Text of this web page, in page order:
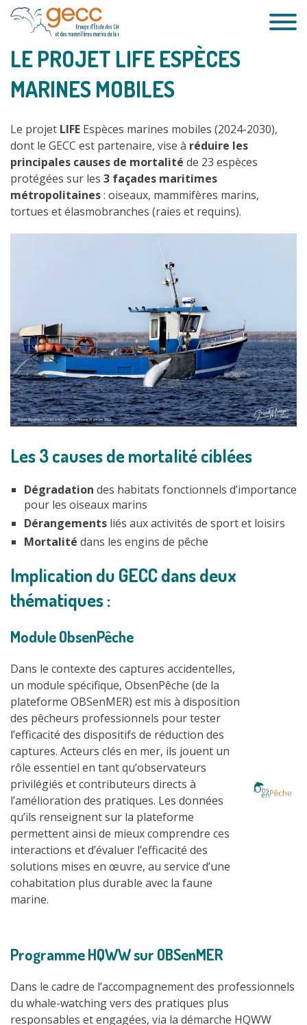
Passer
LE PROJET LIFE ESPÈCES
MARINES MOBILES
Le projet LIFE Espèces marines mobiles (2024-2030),
dont le GECC est partenaire, vise à réduire les
principales causes de mortalité de 23 espèces
protégées sur les 3 façades maritimes
métropolitaines: oiseaux, mammifères marins,
tortues et élasmobranches (raies et requins).
Les 3 causes de mortalité ciblées
Dégradation des habitats fonctionnels d’importance
pour les oiseaux marins
Dérangements liés aux activités de sport et loisirs
Mortalité dans les engins de pêche
Implication du GECC dans deux
thématiques :
Module ObsenPêche
Dans le contexte des captures accidentelles,
un module spécifique, ObsenPêche (de la
plateforme OBSenMER) est mis à disposition
des pêcheurs professionnels pour tester
l’efficacité des dispositifs de réduction des
captures. Acteurs clés en mer, ils jouent un
rôle essentiel en tant qu’observateurs
privilégiés et contributeurs directs à
l’amélioration des pratiques. Les données
qu’ils renseignent sur la plateforme
permettent ainsi de mieux comprendre ces
interactions et d’évaluer l’efficacité des
solutions mises en œuvre, au service d’une
cohabitation plus durable avec la faune
marine.
Programme HQWW sur OBSenMER
Dans le cadre de l’accompagnement des professionnels
du whale-watching vers des pratiques plus
responsables et engagées, via la démarche HQWW